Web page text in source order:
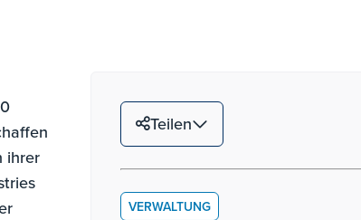
ihrer
Teilen
VERWALTUNG